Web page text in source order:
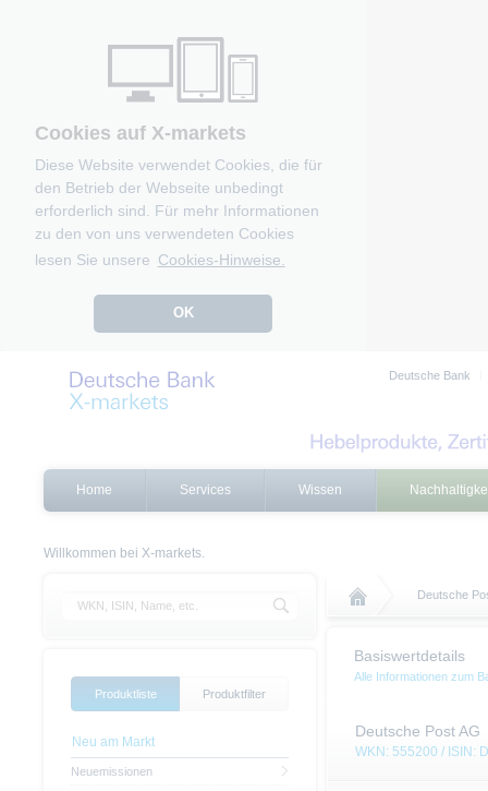
Cookies auf X-markets
Diese Website verwendet Cookies, die für
den Betrieb der Webseite unbedingt
erforderlich sind. Für mehr Informationen
zu den von uns verwendeten Cookies
lesen Sie unsere Cookies-Hinweise.
OK
Deutsche Bank
Home Services Wissen
Willkommen bei X-markets.
Deutsche
Basiswertdetails
Alle Informationen zum
Deutsche Post AG
WKN: 555200 / ISIN:
Produktliste Produktfilter
Neu am Markt
Neuemissionen